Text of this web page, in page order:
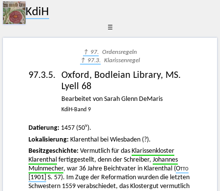
KdiH
☰
↑ 97. Ordensregeln
↑ 97.3. Klarissenregel
97.3.5.
Oxford, Bodleian Library, MS.
Lyell 68
Bearbeitet von Sarah Glenn DeMaris
KdiH-Band 9
Datierung: 1457 (50v).
Lokalisierung: Klarenthal bei Wiesbaden (?).
Besitzgeschichte: Vermutlich für das Klarissenkloster
Klarenthal fertiggestellt, denn der Schreiber, Johannes
Mulnmecher, war 36 Jahre Beichtvater in Klarenthal (Otto
[1901] S. 57). Im Zuge der Reformation wurden die letzten
Schwestern 1559 verabschiedet, das Klostergut vermutlich